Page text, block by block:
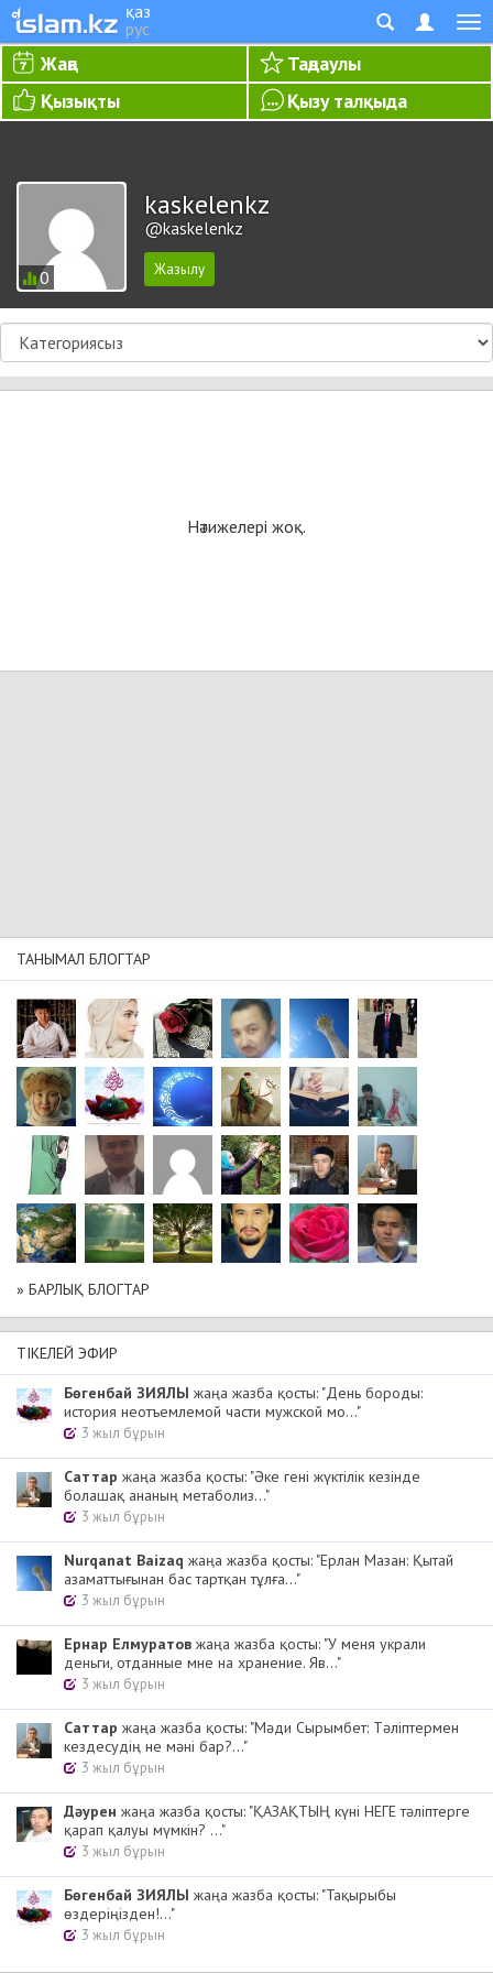
қаз
рус
Жаңа
Таңдаулы
Қызықты
Қызу талқыда
0
kaskelenkz
@kaskelenkz
Нәтижелері жоқ.
ТАНЫМАЛ БЛОГТАР
» БАРЛЫҚ БЛОГТАР
ТІКЕЛЕЙ ЭФИР
Бөгенбай ЗИЯЛЫ жаңа жазба қосты: "День бороды:
история неотъемлемой части мужской мо..."
3 жыл бұрын
Cаттар жаңа жазба қосты: "Әке гені жүктілік кезінде
болашақ ананың метаболиз..."
3 жыл бұрын
Nurqanat Baizaq жаңа жазба қосты: "Ерлан Мазан: Қытай
азаматтығынан бас тартқан тұлға..."
3 жыл бұрын
Ернар Елмуратов жаңа жазба қосты: "У меня украли
деньги, отданные мне на хранение. Яв..."
3 жыл бұрын
Cаттар жаңа жазба қосты: "Мәди Сырымбет: Тәліптермен
кездесудің не мәні бар?..."
3 жыл бұрын
Дәурен жаңа жазба қосты: "ҚАЗАҚТЫҢ күні НЕГЕ тәліптерге
қарап қалуы мүмкін? ..."
3 жыл бұрын
Бөгенбай ЗИЯЛЫ жаңа жазба қосты: "Тақырыбы
өздеріңізден!..."
3 жыл бұрын